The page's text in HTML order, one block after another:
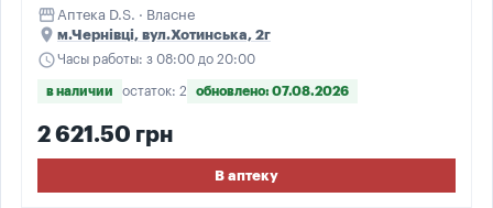
storefront Аптека D.S. · Власне
place м.Чернівці, вул.Хотинська, 2г
scheduleЧасы работы: з 08:00 до 20:00
в наличии остаток: 2 обновлено: 07.08.2026
2 621.50 грн
В аптеку